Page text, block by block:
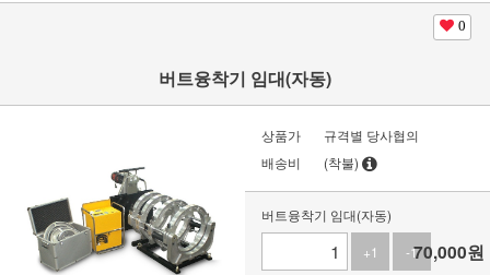
0
버트융착기 임대(자동)
상품가
규격별 당사협의
배송비
(착불)
버트융착기 임대(자동)
+1
-170,000원